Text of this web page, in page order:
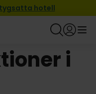
hotell
i